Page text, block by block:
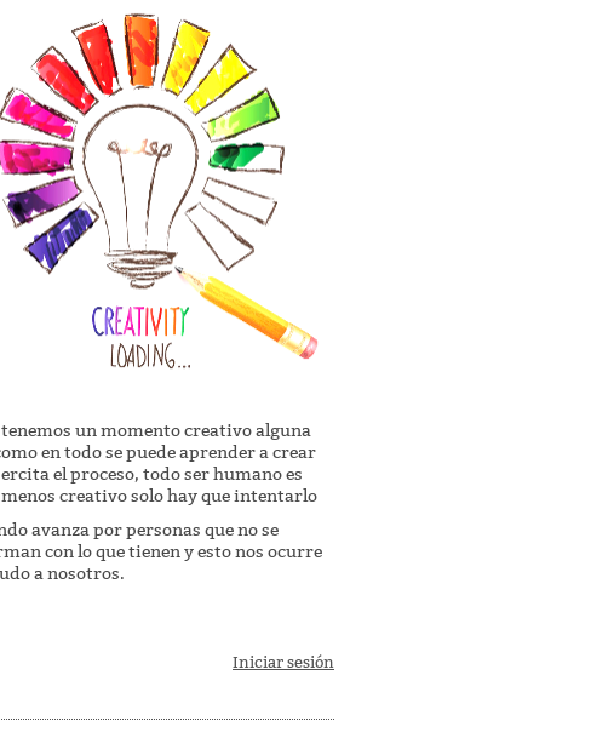
tenemos un momento creativo alguna
en todo se puede aprender a crear
el proceso, todo ser humano es
creativo solo hay que intentarlo
avanza por personas que no se
con lo que tienen y esto nos ocurre
a nosotros.
Iniciar sesión